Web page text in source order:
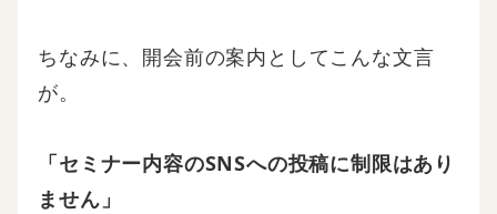
ちなみに、開会前の案内としてこんな文言
が。
「セミナー内容のSNSへの投稿に制限はあり
ません」